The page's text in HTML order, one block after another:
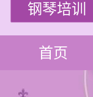
钢琴培训
首页